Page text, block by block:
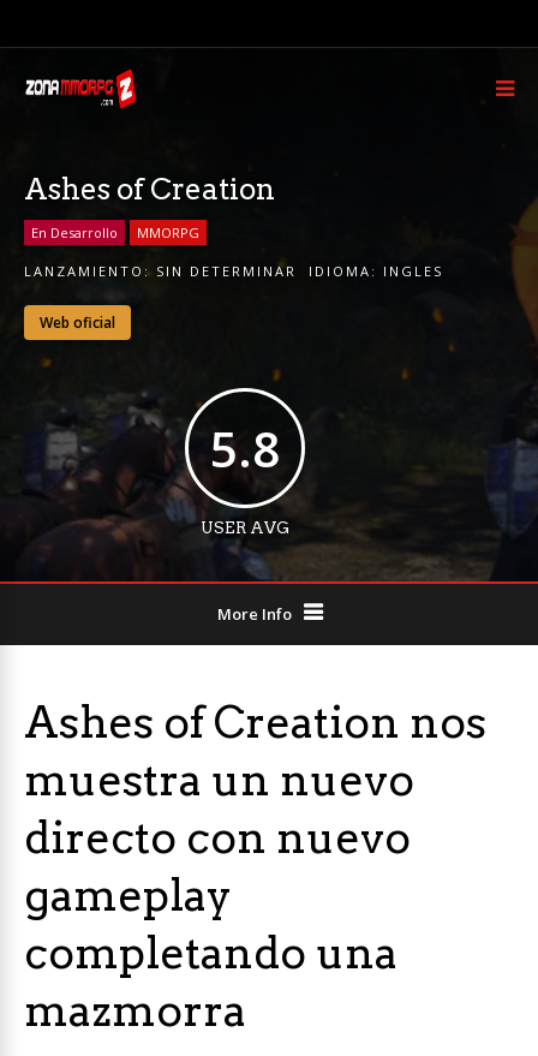
Ashes of Creation
En Desarrollo MMORPG
LANZAMIENTO: SIN DETERMINAR IDIOMA: INGLES
Web oficial
5.8
USER AVG
More Info
Ashes of Creation nos
muestra un nuevo
directo con nuevo
gameplay
completando una
mazmorra